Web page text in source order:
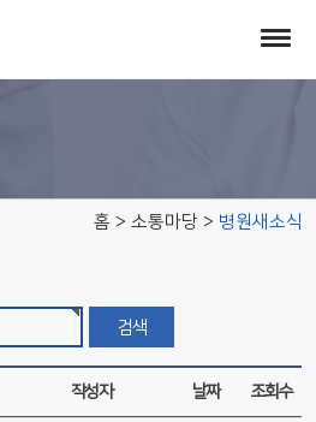
홈 > 소통마당 > 병원새소식
작성자 날짜 조회수